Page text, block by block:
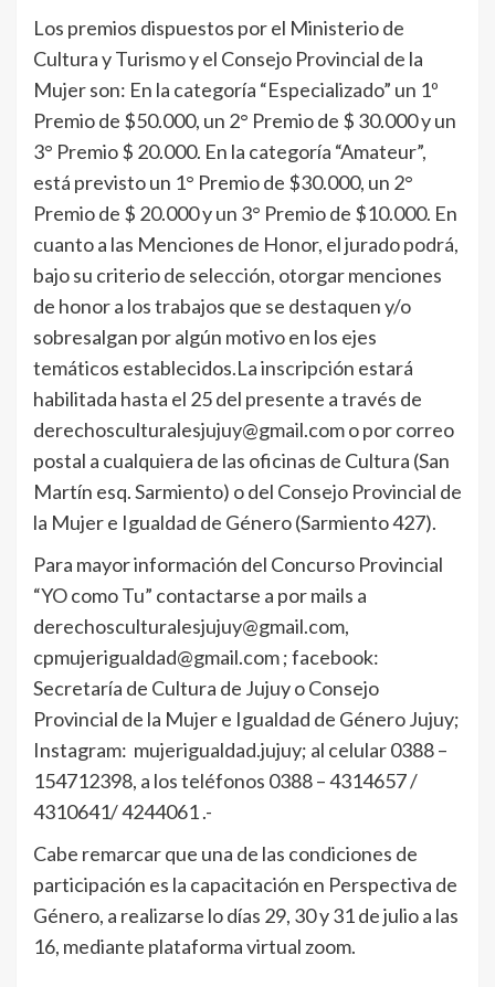
Los premios dispuestos por el Ministerio de
Cultura y Turismo y el Consejo Provincial de la
Mujer son: En la categoría “Especializado” un 1º
Premio de $50.000, un 2° Premio de $ 30.000 y un
3° Premio $ 20.000. En la categoría “Amateur”,
está previsto un 1° Premio de $30.000, un 2°
Premio de $ 20.000 y un 3° Premio de $10.000. En
cuanto a las Menciones de Honor, el jurado podrá,
bajo su criterio de selección, otorgar menciones
de honor a los trabajos que se destaquen y/o
sobresalgan por algún motivo en los ejes
temáticos establecidos.La inscripción estará
habilitada hasta el 25 del presente a través de
derechosculturalesjujuy@gmail.com o por correo
postal a cualquiera de las oficinas de Cultura (San
Martín esq. Sarmiento) o del Consejo Provincial de
la Mujer e Igualdad de Género (Sarmiento 427).
Para mayor información del Concurso Provincial
“YO como Tu” contactarse a por mails a
derechosculturalesjujuy@gmail.com,
cpmujerigualdad@gmail.com ; facebook:
Secretaría de Cultura de Jujuy o Consejo
Provincial de la Mujer e Igualdad de Género Jujuy;
Instagram: mujerigualdad.jujuy; al celular 0388 –
154712398, a los teléfonos 0388 – 4314657 /
4310641/ 4244061 .-
Cabe remarcar que una de las condiciones de
participación es la capacitación en Perspectiva de
Género, a realizarse lo días 29, 30 y 31 de julio a las
16, mediante plataforma virtual zoom.